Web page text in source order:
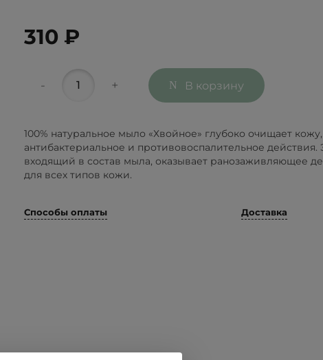
310 ₽
- + В корзину
100% натуральное мыло «Хвойное» глубоко очищает
антибактериальное и противовоспалительное
входящий в состав мыла, оказывает ранозаживляющее
для всех типов кожи.
Способы оплаты Доставка